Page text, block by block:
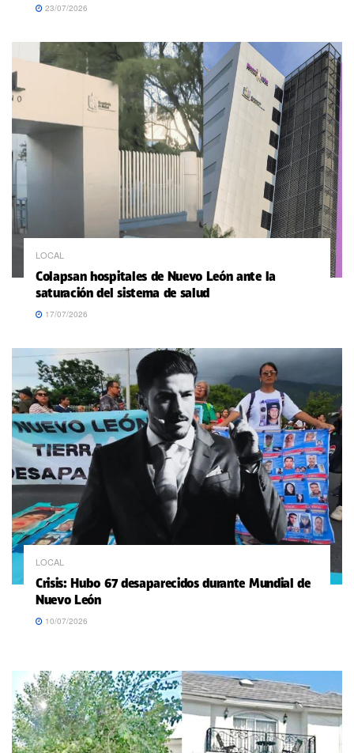
23/07/2026
LOCAL
Colapsan hospitales de Nuevo León ante la
saturación del sistema de salud
17/07/2026
LOCAL
Crisis: Hubo 67 desaparecidos durante Mundial de
Nuevo León
10/07/2026